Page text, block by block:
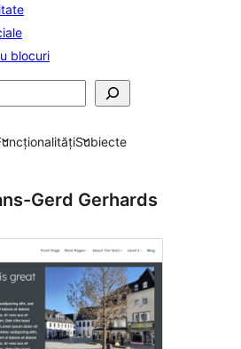
blocuri
Subiecte
Gerd Gerhards